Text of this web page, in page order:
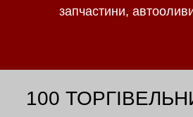
запчастини,
100